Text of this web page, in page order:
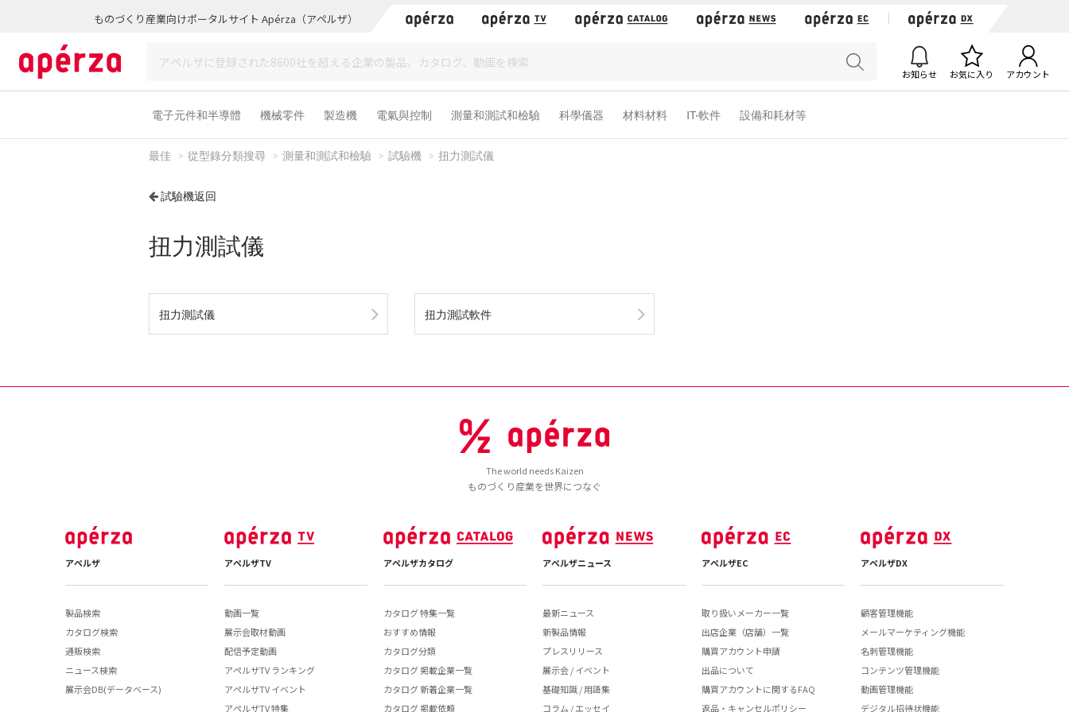
ものづくり産業向けポータルサイト Apérza（アペルザ）
お知らせ お気に入り アカウント
電子元件和半導體 機械零件 製造機 電氣與控制 測量和測試和檢驗 科學儀器 材料材料 IT·軟件 設備和耗材等
最佳 從型錄分類搜尋 測量和測試和檢驗 試驗機 扭力測試儀
試驗機返回
扭力測試儀
扭力測試儀 扭力測試軟件
The world needs Kaizen
ものづくり産業を世界につなぐ
アペルザ
製品検索
カタログ検索
通販検索
ニュース検索
展示会DB(データベース)
アペルザTV
動画一覧
展示会取材動画
配信予定動画
アペルザTV ランキング
アペルザTV イベント
アペルザTV 特集
アペルザカタログ
カタログ 特集一覧
おすすめ情報
カタログ分類
カタログ 掲載企業一覧
カタログ 新着企業一覧
カタログ 掲載依頼
アペルザニュース
最新ニュース
新製品情報
プレスリリース
展示会 / イベント
基礎知識 / 用語集
コラム / エッセイ
アペルザEC
取り扱いメーカー一覧
出店企業（店舗）一覧
購買アカウント申請
出品について
購買アカウントに関するFAQ
返品・キャンセルポリシー
アペルザDX
顧客管理機能
メールマーケティング機能
名刺管理機能
コンテンツ管理機能
動画管理機能
デジタル招待状機能